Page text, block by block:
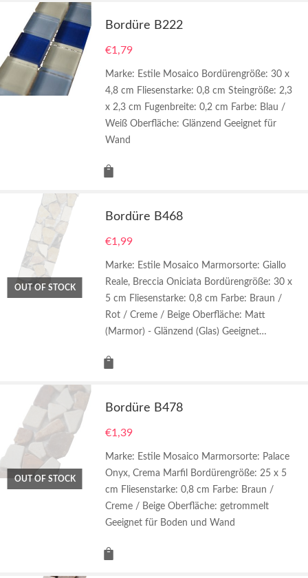
Bordüre B222
€1,79
Marke: Estile Mosaico Bordürengröße: 30 x
4,8 cm Fliesenstarke: 0,8 cm Steingröße: 2,3
x 2,3 cm Fugenbreite: 0,2 cm Farbe: Blau /
Weiß Oberfläche: Glänzend Geeignet für
Wand
OUT OF STOCK
Bordüre B468
€1,99
Marke: Estile Mosaico Marmorsorte: Giallo
Reale, Breccia Oniciata Bordürengröße: 30 x
5 cm Fliesenstarke: 0,8 cm Farbe: Braun /
Rot / Creme / Beige Oberfläche: Matt
(Marmor) - Glänzend (Glas) Geeignet…
OUT OF STOCK
Bordüre B478
€1,39
Marke: Estile Mosaico Marmorsorte: Palace
Onyx, Crema Marfil Bordürengröße: 25 x 5
cm Fliesenstarke: 0,8 cm Farbe: Braun /
Creme / Beige Oberfläche: getrommelt
Geeignet für Boden und Wand